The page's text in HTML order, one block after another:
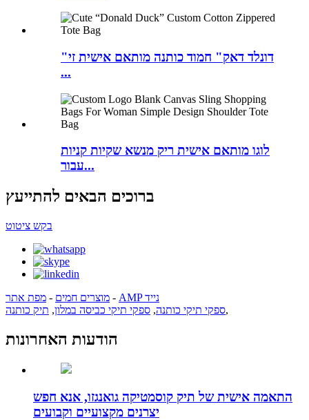
"דונלד דאק" חמוד כותנה מותאם אישית זי
...
לוגו מותאם אישית ריק מנשא שקיות קניות
עבור...
ברוכים הבאים להתייעץ
בקש ציטוט
מוצרים חמים - מפת אתר -
AMP נייד
ספקי תיקי כותנה, ספקי תיקי כביסה במלון, תיק כותנה ,
הודעות האחרונות
התאמה אישית של תיק קוסמטיקה גואנגזו, אנא חפש
יצרנים מקצועיים וקבועים